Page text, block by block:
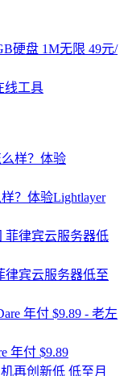
硬盘 1M无限 49元/
线工具
？体验Lightlayer
律宾云服务器低至
年付 $9.89